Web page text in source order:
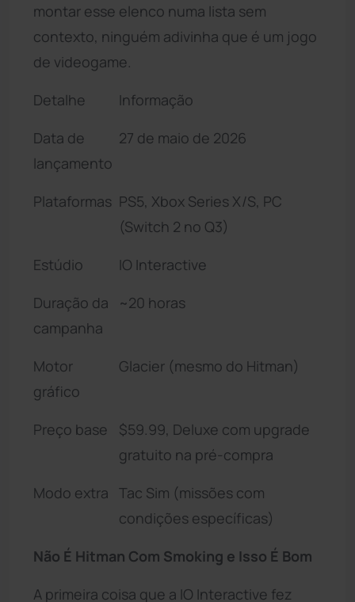
montar esse elenco numa lista sem
contexto, ninguém adivinha que é um jogo
de videogame.
Detalhe
Informação
Data de
lançamento
27 de maio de 2026
Plataformas PS5, Xbox Series X/S, PC
(Switch 2 no Q3)
Estúdio
IO Interactive
Duração da
campanha
~20 horas
Motor
gráfico
Glacier (mesmo do Hitman)
Preço base
$59.99, Deluxe com upgrade
gratuito na pré-compra
Modo extra Tac Sim (missões com
condições específicas)
Não É Hitman Com Smoking e Isso É Bom
A primeira coisa que a IO Interactive fez